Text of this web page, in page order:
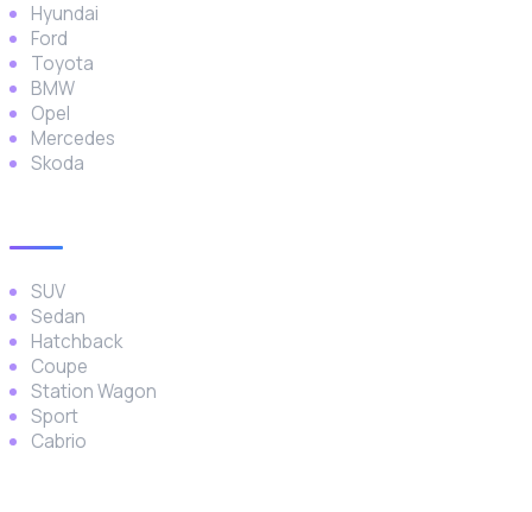
Hyundai
Ford
Toyota
BMW
Opel
Mercedes
Skoda
SUV
Sedan
Hatchback
Coupe
Station Wagon
Sport
Cabrio